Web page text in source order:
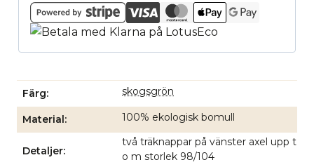
Färg skogsgrön
Material 100% ekologisk bomull
Detaljer
två träknappar på vänster axel upp t
o m storlek 98/104